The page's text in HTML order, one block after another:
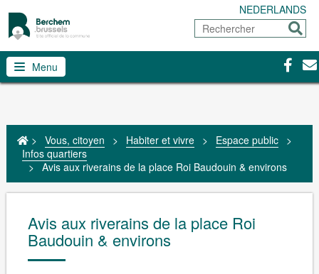
NEDERLANDS
Rechercher
Menu
> Vous, citoyen > Habiter et vivre > Espace public
>
Infos quartiers
> Avis aux riverains de la place Roi Baudouin & environs
Avis aux riverains de la place Roi
Baudouin & environs